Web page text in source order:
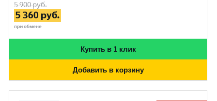
5 900руб.
5 360 руб.
при обмене
Купить в 1 клик
Добавить в корзину